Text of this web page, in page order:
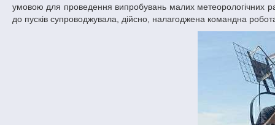
умовою для проведення випробувань малих метеорологічних
до пусків супроводжувала, дійсно, налагоджена командна